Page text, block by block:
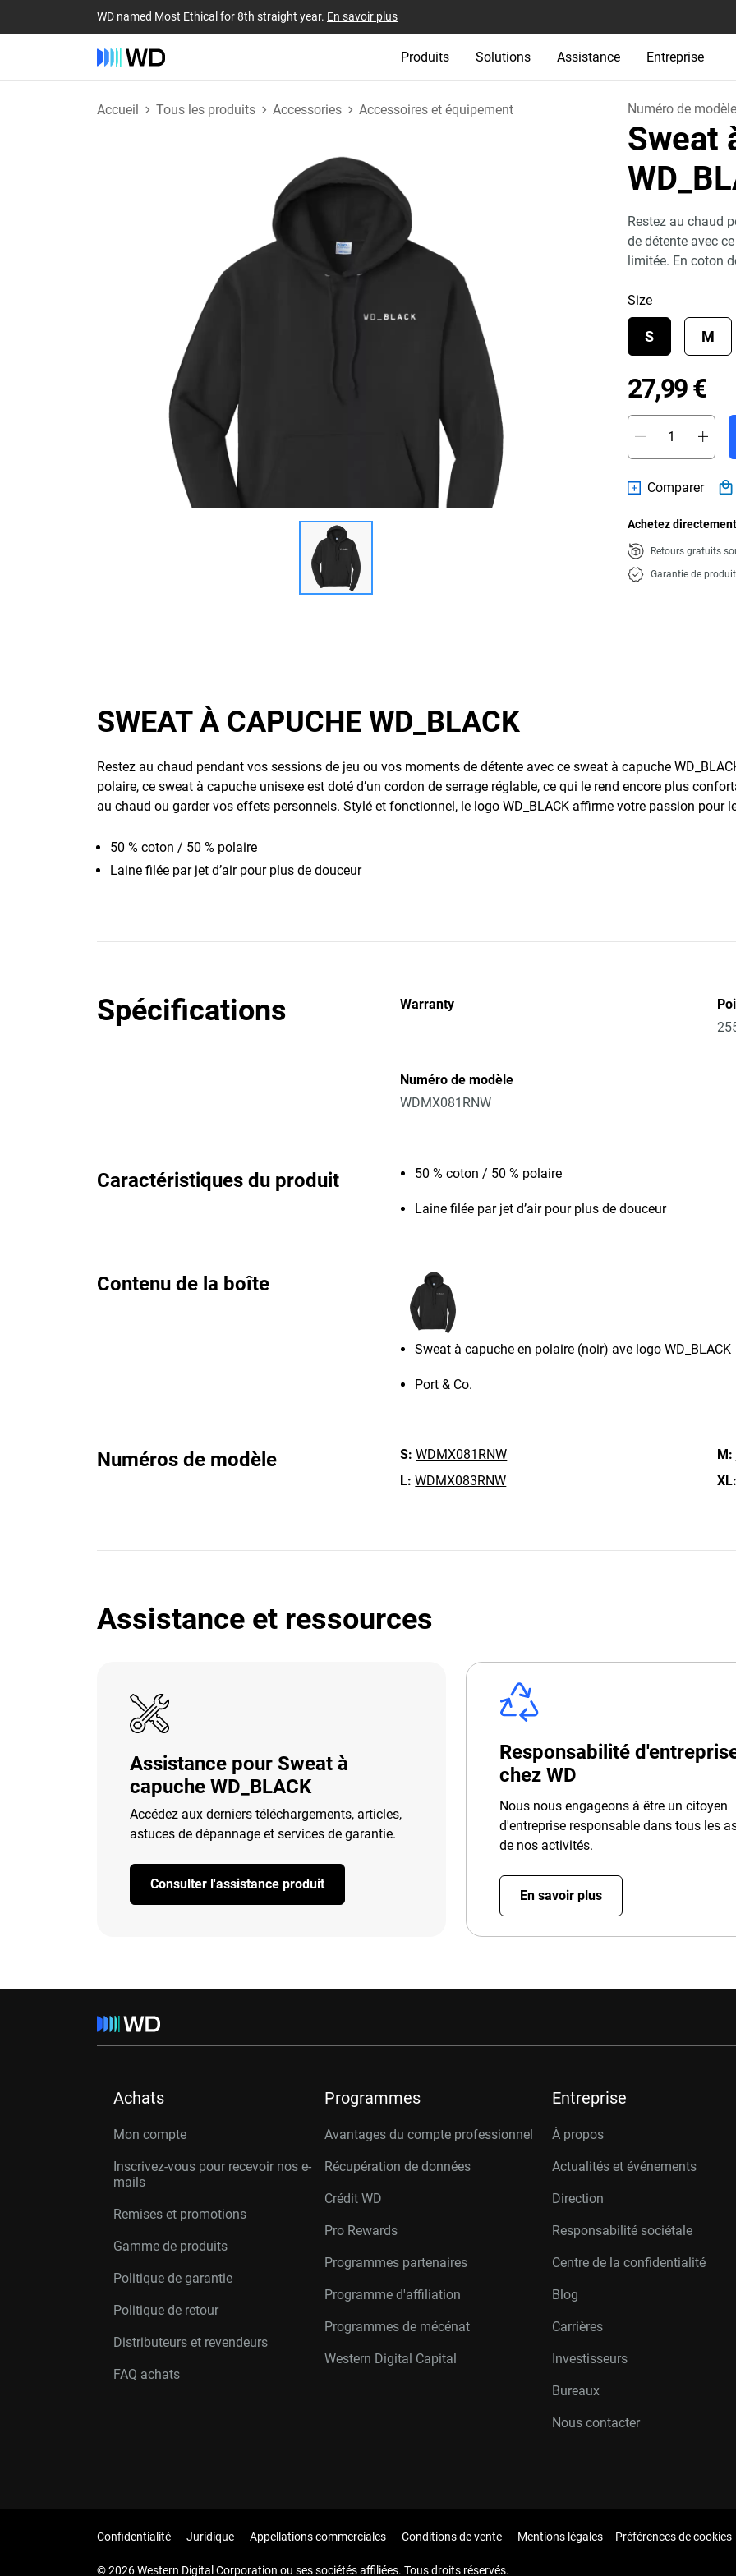
WD named Most Ethical for 8th straight year. En savoir plus
Produits Solutions Assistance Entreprise
Accueil Tous les produits Accessories Accessoires et équipement Numéro de
Sweat
Restez au chaud
de détente avec
limitée. En coton
Size
S M
27,99 €
Comparer
Achetez
Retours gratuits
Garantie de
SWEAT À CAPUCHE WD_BLACK
Restez au chaud pendant vos sessions de jeu ou vos moments de détente avec ce sweat à capuche
polaire, ce sweat à capuche unisexe est doté d’un cordon de serrage réglable, ce qui le rend encore plus
au chaud ou garder vos effets personnels. Stylé et fonctionnel, le logo WD_BLACK affirme votre passion pour
50 % coton / 50 % polaire
Laine filée par jet d’air pour plus de douceur
Spécifications Warranty
Numéro de modèle
WDMX081RNW
Caractéristiques du produit 50 % coton / 50 % polaire
Laine filée par jet d’air pour plus de douceur
Contenu de la boîte
Sweat à capuche en polaire (noir) ave logo WD_BLACK
Port & Co.
Numéros de modèle S: WDMX081RNW M:
L: WDMX083RNW XL:
Assistance et ressources
Assistance pour Sweat à
capuche WD_BLACK
Accédez aux derniers téléchargements, articles,
astuces de dépannage et services de garantie.
Consulter l'assistance produit
Responsabilité
chez WD
Nous nous engageons à être un citoyen
d'entreprise responsable dans tous les
de nos activités.
En savoir plus
Achats
Mon compte
Inscrivez-vous pour recevoir nos e-
mails
Remises et promotions
Gamme de produits
Politique de garantie
Politique de retour
Distributeurs et revendeurs
FAQ achats
Programmes
Avantages du compte professionnel
Récupération de données
Crédit WD
Pro Rewards
Programmes partenaires
Programme d'affiliation
Programmes de mécénat
Western Digital Capital
Entreprise
À propos
Actualités et événements
Direction
Responsabilité sociétale
Centre de la confidentialité
Blog
Carrières
Investisseurs
Bureaux
Nous contacter
Confidentialité Juridique Appellations commerciales Conditions de vente Mentions légales Préférences de cookies
© 2026 Western Digital Corporation ou ses sociétés affiliées. Tous droits réservés.